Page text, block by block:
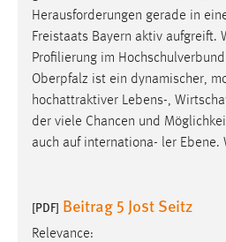
Herausforderungen gerade in
Freistaats Bayern aktiv aufgreift.
Profilierung im
Oberpfalz ist ein dynamischer,
hochattraktiver Lebens-,
der viele Chancen und
auch auf internationa- ler Ebene.
[PDF] Beitrag 5 Jost Seitz
Relevance: